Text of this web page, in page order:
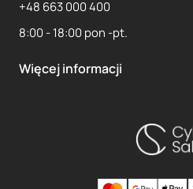
+48 663 000 400
8:00 - 18:00 pon -pt.
Więcej informacji